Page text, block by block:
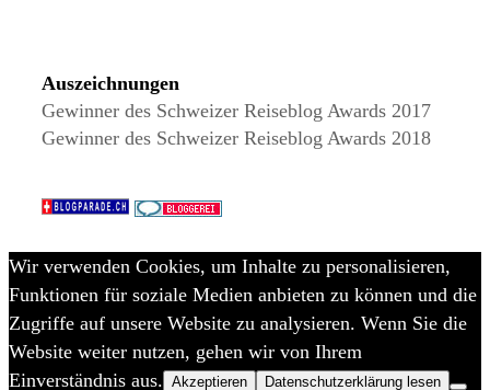
Auszeichnungen
Gewinner des Schweizer Reiseblog Awards 2017
Gewinner des Schweizer Reiseblog Awards 2018
Wir verwenden Cookies, um Inhalte zu personalisieren,
Funktionen für soziale Medien anbieten zu können und die
Zugriffe auf unsere Website zu analysieren. Wenn Sie die
Website weiter nutzen, gehen wir von Ihrem
Einverständnis aus. Akzeptieren Datenschutzerklärung lesen